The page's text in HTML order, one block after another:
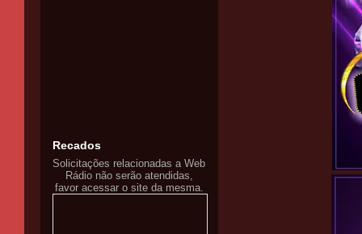
Recados
Solicitações relacionadas a Web
Rádio não serão atendidas,
favor acessar o site da mesma.